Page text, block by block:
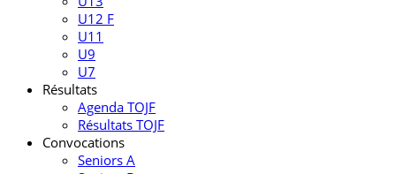
U12 F
U11
U9
U7
Résultats
Agenda TOJF
Résultats TOJF
Convocations
Seniors A